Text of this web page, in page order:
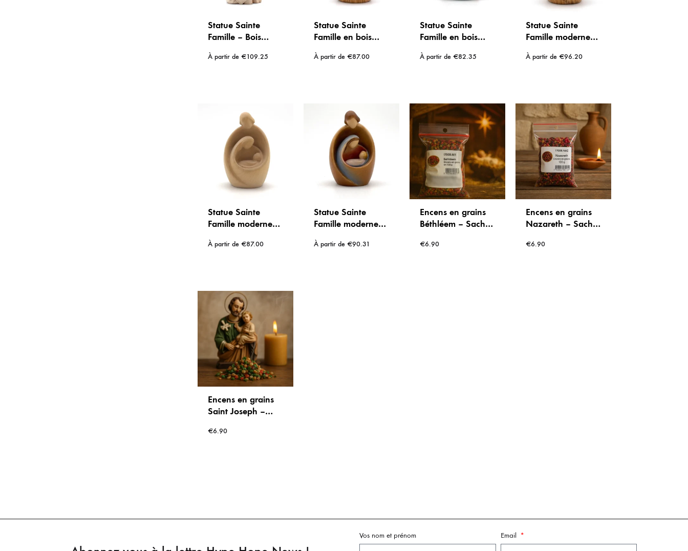
Statue Sainte
Famille – Bois
à la main – de 13
À partir de €109.25
Statue Sainte
Famille en bois
Artisanat de Val
À partir de €87.00
Statue Sainte
Famille en bois
Artisanat de Val
À partir de €82.35
Statue Sainte
Famille moderne
sculpté – Artisanat
À partir de €96.20
Statue Sainte
Famille moderne
sculpté – Artisanat
À partir de €87.00
Statue Sainte
Famille moderne
peint – Artisanat
À partir de €90.31
Encens en grains
Béthléem – Sachet
€6.90
Encens en grains
Nazareth – Sachet
€6.90
Encens en grains
Saint Joseph –
€6.90
Vos nom et prénom Email